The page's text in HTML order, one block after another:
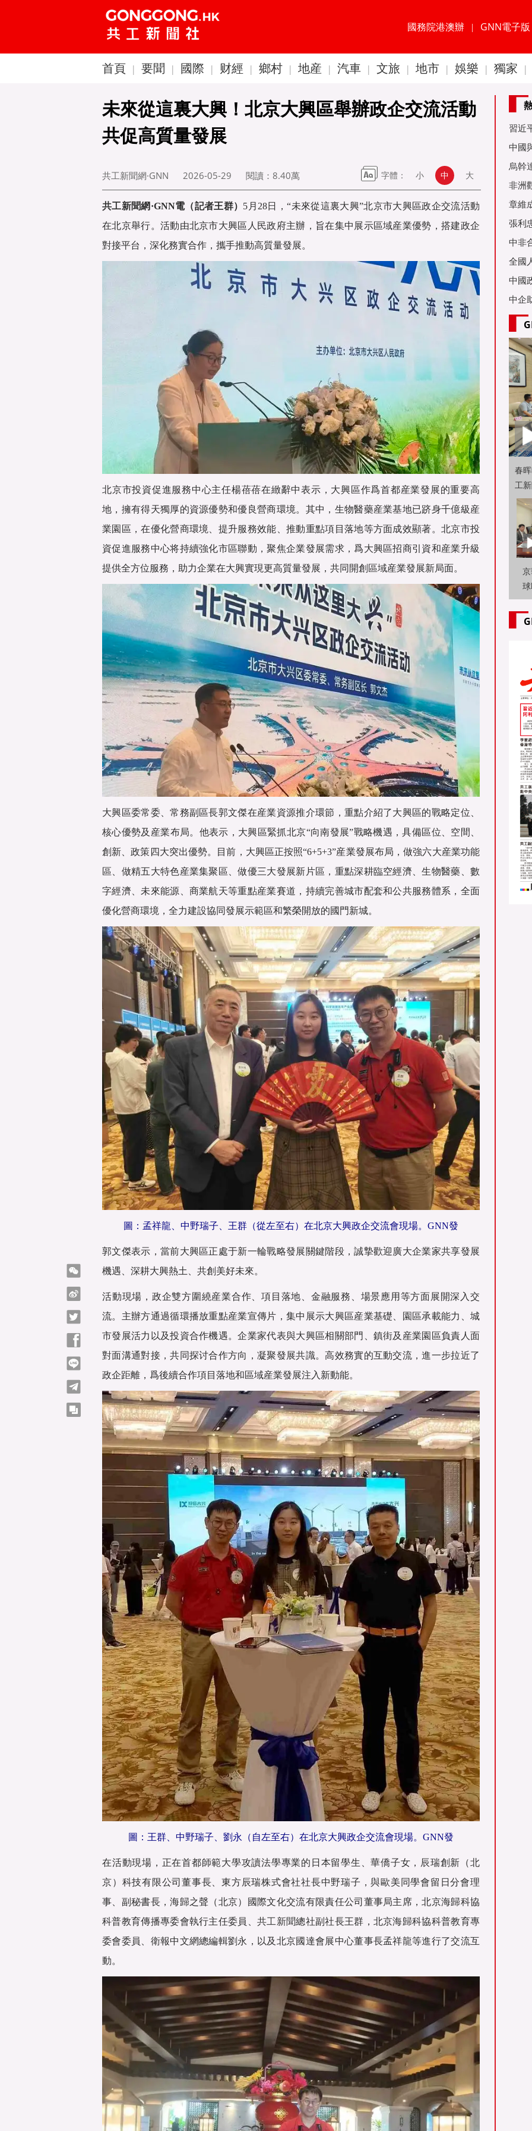
國務院港澳辦 | GNN電子版
首頁 | 要聞 | 國際 | 财經 | 鄉村 | 地産 | 汽車 | 文旅 | 地市 | 娛樂 | 獨家 |
未來從這裏大興！北京大興區舉辦政企交流活動
共促高質量發展
共工新聞網·GNN 2026-05-29 閱讀： 8.40萬 字體： 小 中 大
共工新聞網·GNN電（記者王群） 5月28日，“未來從這裏大興”北京市大興區政企交流活動
在北京舉行。活動由北京市大興區人民政府主辦，旨在集中展示區域産業優勢，搭建政企
對接平台，深化務實合作，攜手推動高質量發展。
北京市投資促進服務中心主任楊蓓蓓在緻辭中表示，大興區作爲首都産業發展的重要高
地，擁有得天獨厚的資源優勢和優良營商環境。其中，生物醫藥産業基地已跻身千億級産
業園區，在優化營商環境、提升服務效能、推動重點項目落地等方面成效顯著。北京市投
資促進服務中心将持續強化市區聯動，聚焦企業發展需求，爲大興區招商引資和産業升級
提供全方位服務，助力企業在大興實現更高質量發展，共同開創區域産業發展新局面。
大興區委常委、常務副區長郭文傑在産業資源推介環節，重點介紹了大興區的戰略定位、
核心優勢及産業布局。他表示，大興區緊抓北京“向南發展”戰略機遇，具備區位、空間、
創新、政策四大突出優勢。目前，大興區正按照“6+5+3”産業發展布局，做強六大産業功能
區、做精五大特色産業集聚區、做優三大發展新片區，重點深耕臨空經濟、生物醫藥、數
字經濟、未來能源、商業航天等重點産業賽道，持續完善城市配套和公共服務體系，全面
優化營商環境，全力建設協同發展示範區和繁榮開放的國門新城。
圖：孟祥龍、中野瑞子、王群（從左至右）在北京大興政企交流會現場。GNN發
郭文傑表示，當前大興區正處于新一輪戰略發展關鍵階段，誠摯歡迎廣大企業家共享發展
機遇、深耕大興熱土、共創美好未來。
活動現場，政企雙方圍繞産業合作、項目落地、金融服務、場景應用等方面展開深入交
流。主辦方通過循環播放重點産業宣傳片，集中展示大興區産業基礎、園區承載能力、城
市發展活力以及投資合作機遇。企業家代表與大興區相關部門、鎮街及産業園區負責人面
對面溝通對接，共同探讨合作方向，凝聚發展共識。高效務實的互動交流，進一步拉近了
政企距離，爲後續合作項目落地和區域産業發展注入新動能。
圖：王群、中野瑞子、劉永（自左至右）在北京大興政企交流會現場。GNN發
在活動現場，正在首都師範大學攻讀法學專業的日本留學生、華僑子女，辰瑞創新（北
京）科技有限公司董事長、東方辰瑞株式會社社長中野瑞子，與歐美同學會留日分會理
事、副秘書長，海歸之聲（北京）國際文化交流有限責任公司董事局主席，北京海歸科協
科普教育傳播專委會執行主任委員、共工新聞總社副社長王群，北京海歸科協科普教育專
委會委員、衛報中文網總編輯劉永，以及北京國達會展中心董事長孟祥龍等進行了交流互
動。
習近
60周
中國
金達
烏幹
事務
非洲
是棋
章維
張利
烏友
中非
全國
亞舉
中國
中企
春
工